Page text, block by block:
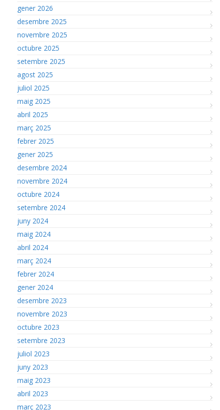
gener 2026
desembre 2025
novembre 2025
octubre 2025
setembre 2025
agost 2025
juliol 2025
maig 2025
abril 2025
març 2025
febrer 2025
gener 2025
desembre 2024
novembre 2024
octubre 2024
setembre 2024
juny 2024
maig 2024
abril 2024
març 2024
febrer 2024
gener 2024
desembre 2023
novembre 2023
octubre 2023
setembre 2023
juliol 2023
juny 2023
maig 2023
abril 2023
març 2023